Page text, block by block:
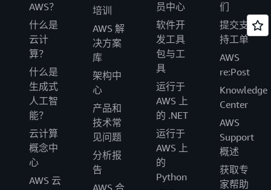
AWS？
什么是
云计
算？
什么是
生成式
人工智
能？
云计算
概念中
心
AWS 云
培训
AWS 解
决方案
库
架构中
心
产品和
技术常
见问题
分析报
告
AWS 合
员中心
软件开
发工具
包与工
具
运行于
AWS 上
的 .NET
运行于
AWS 上
的
Python
们
提交支
持工单
AWS
re:Post
Knowledge
Center
AWS
Support
概述
获取专
家帮助